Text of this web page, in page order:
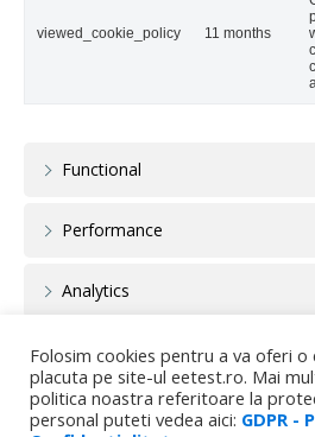
Folosim cookies pentru a va oferi
placuta pe site-ul eetest.ro. Mai
politica noastra referitoare la
personal puteti vedea aici: GDPR -
viewed_cookie_policy 11 months
Functional
Performance
Analytics
Advertisement
Others